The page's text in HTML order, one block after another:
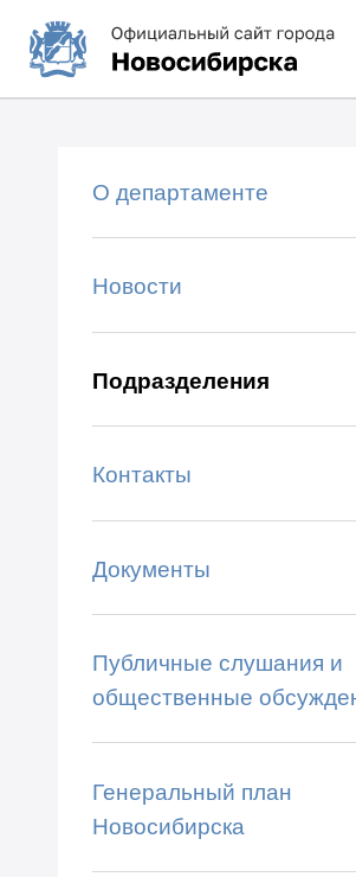
О департаменте
Новости
Подразделения
Контакты
Документы
Публичные слушания и
общественные
Генеральный план
Новосибирска